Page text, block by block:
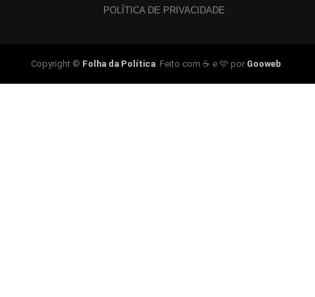
POLÍTICA DE PRIVACIDADE
Copyright © Folha da Política . Feito com ☕ e 🩵 por Gooweb